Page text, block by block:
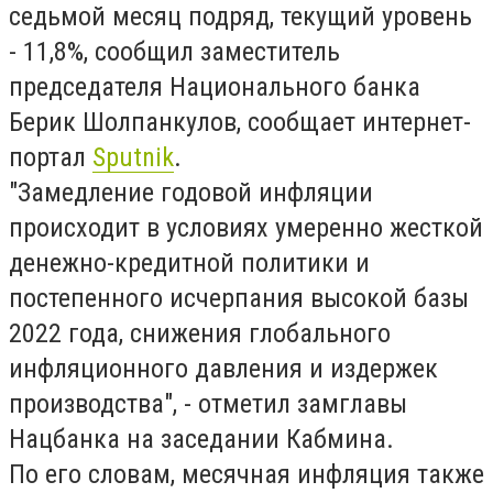
седьмой месяц подряд, текущий уровень
- 11,8%, сообщил заместитель
председателя Национального банка
Берик Шолпанкулов, сообщает интернет-
портал Sputnik.
"Замедление годовой инфляции
происходит в условиях умеренно жесткой
денежно-кредитной политики и
постепенного исчерпания высокой базы
2022 года, снижения глобального
инфляционного давления и издержек
производства", - отметил замглавы
Нацбанка на заседании Кабмина.
По его словам, месячная инфляция также